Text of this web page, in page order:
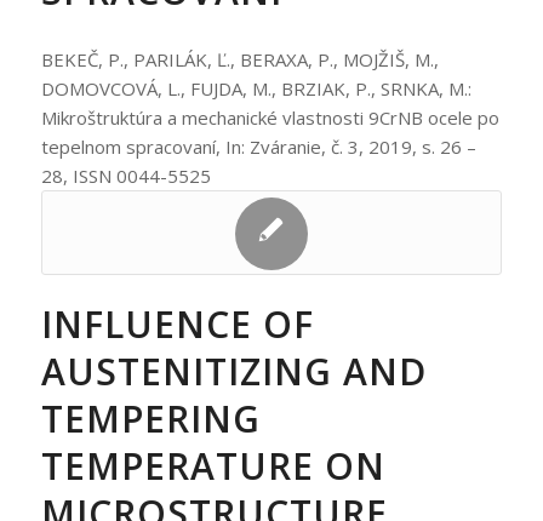
BEKEČ, P., PARILÁK, Ľ., BERAXA, P., MOJŽIŠ, M.,
DOMOVCOVÁ, L., FUJDA, M., BRZIAK, P., SRNKA, M.:
Mikroštruktúra a mechanické vlastnosti 9CrNB ocele po
tepelnom spracovaní, In: Zváranie, č. 3, 2019, s. 26 –
28, ISSN 0044-5525
INFLUENCE OF
AUSTENITIZING AND
TEMPERING
TEMPERATURE ON